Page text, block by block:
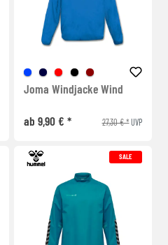
Joma Windjacke Wind
ab 9,90 € * 27,30 € *UVP
SALE